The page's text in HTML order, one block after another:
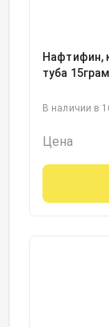
Нафтифин,
туба
В наличии в
Цена